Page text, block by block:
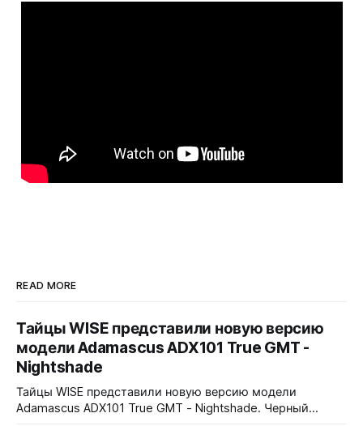
READ MORE
Тайцы WISE представили новую версию
модели Adamascus ADX101 True GMT -
Nightshade
Тайцы WISE представили новую версию модели
Adamascus ADX101 True GMT - Nightshade. Черный